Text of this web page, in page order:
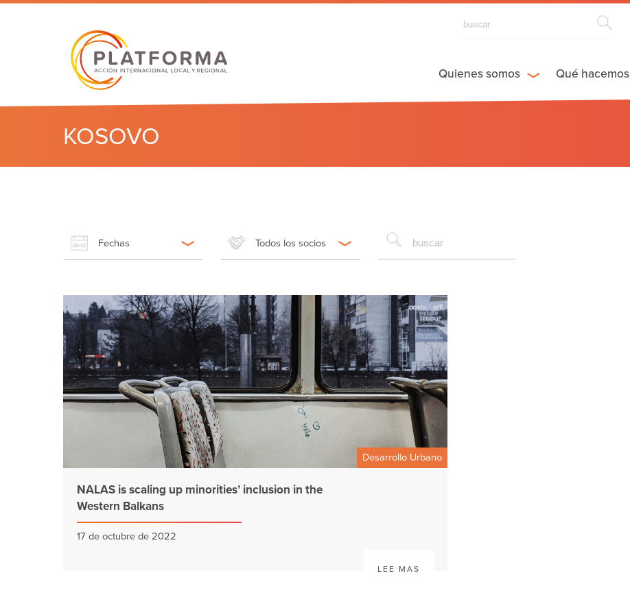
KOSOVO
Quienes somos Qué hacemos
Fechas Todos los socios
Desarrollo Urbano
NALAS is scaling up minorities’ inclusion in the
Western Balkans
17 de octubre de 2022
LEE MAS